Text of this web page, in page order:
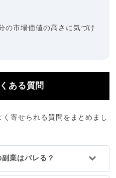
の市場価値の高さに気づけ
ある質問
寄せられる質問をまとめまし
業はバレる？